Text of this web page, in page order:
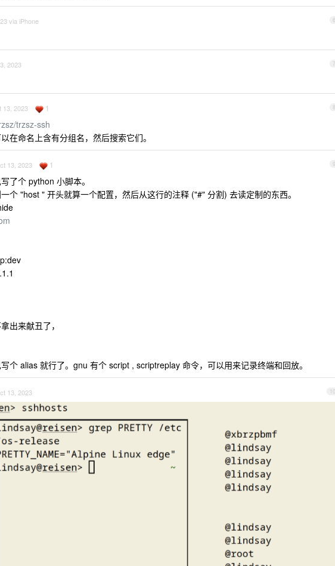
6
via iPhone
7
2023
8
13, 2023 1
trzsz-ssh
在命名上含有分组名，然后搜索它们。
9
13, 2023 1
了个 python 小脚本。
个 "host " 开头就算一个配置，然后从这行的注释 ("#" 分割) 去读定制的东西。
出来献丑了，
个 alias 就行了。gnu 有个 script , scriptreplay 命令，可以用来记录终端和回放。
10
13, 2023